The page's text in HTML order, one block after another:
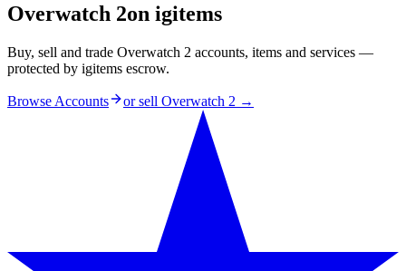
Overwatch 2on igitems
Buy, sell and trade Overwatch 2 accounts, items and services —
protected by igitems escrow.
Browse Accounts or sell Overwatch 2 →